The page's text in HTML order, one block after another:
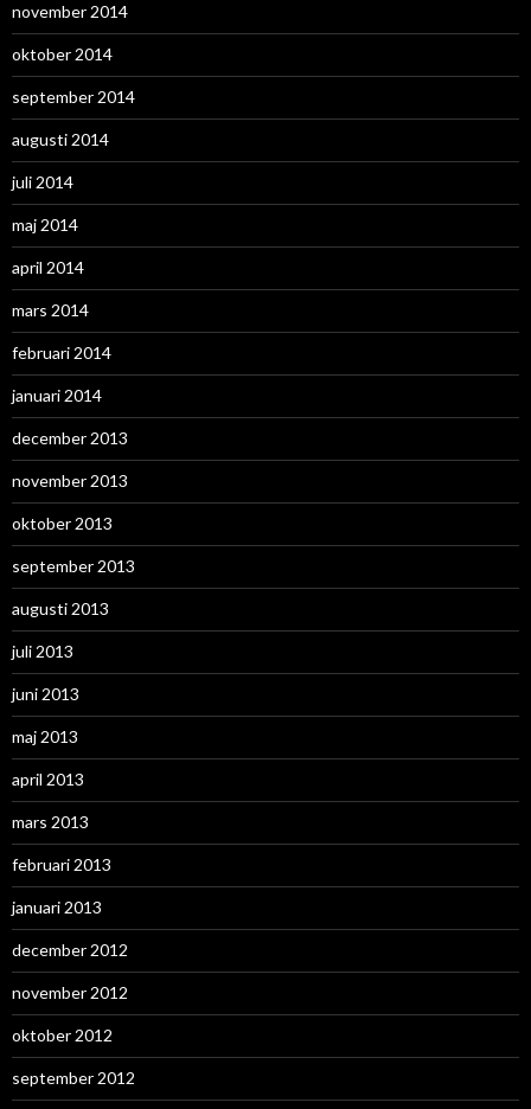
november 2014
oktober 2014
september 2014
augusti 2014
juli 2014
maj 2014
april 2014
mars 2014
februari 2014
januari 2014
december 2013
november 2013
oktober 2013
september 2013
augusti 2013
juli 2013
juni 2013
maj 2013
april 2013
mars 2013
februari 2013
januari 2013
december 2012
november 2012
oktober 2012
september 2012